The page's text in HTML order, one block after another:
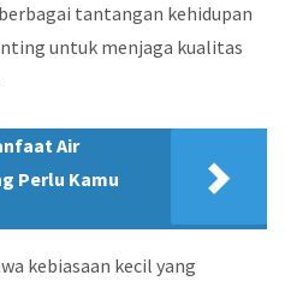
tantangan kehidupan
untuk menjaga kualitas
Air
Perlu Kamu
kebiasaan kecil yang